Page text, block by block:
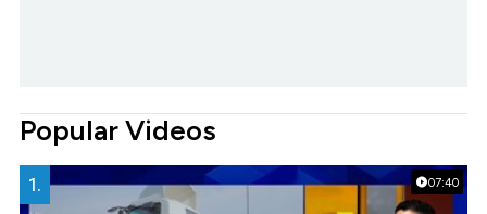
Popular Videos
07:40
1.